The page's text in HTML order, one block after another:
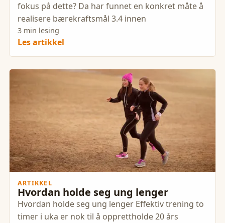
fokus på dette? Da har funnet en konkret måte å
realisere bærekraftsmål 3.4 innen
3 min lesing
Les artikkel
ARTIKKEL
Hvordan holde seg ung lenger
Hvordan holde seg ung lenger Effektiv trening to
timer i uka er nok til å opprettholde 20 års